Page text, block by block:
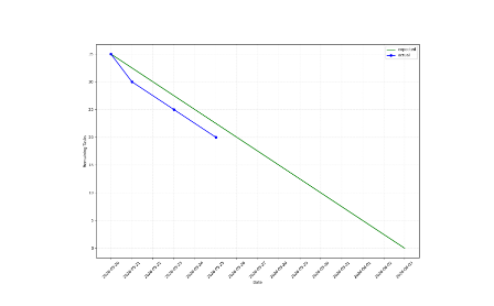
王宇博 基础
验证码
滑块认
om/sig
实现地
址提取
无